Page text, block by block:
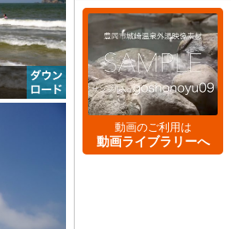
動画のご利用は
動画ライブラリーへ